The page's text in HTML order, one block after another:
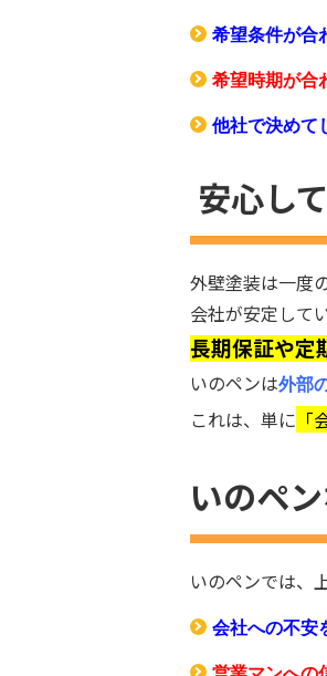
希望条件が合
希望時期が合
他社で決めて
安心し
外壁塗装は一度
会社が安定して
長期保証や定
いのペンは外部
これは、単に
いのペ
いのペンでは、
会社への不安